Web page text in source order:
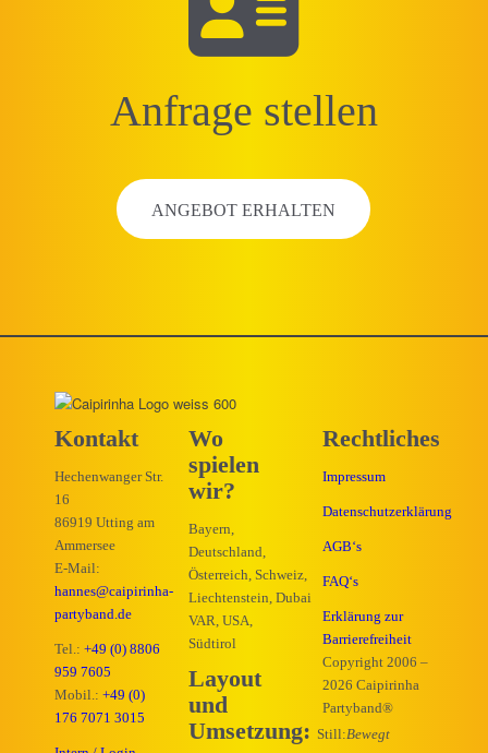
Anfrage stellen
ANGEBOT ERHALTEN
Kontakt
Hechenwanger Str.
16
86919 Utting am
Ammersee
E-Mail:
hannes@caipirinha-
partyband.de
Tel.: +49 (0) 8806
959 7605
Mobil.: +49 (0)
176 7071 3015
Wo
spielen
wir?
Bayern,
Deutschland,
Österreich, Schweiz,
Liechtenstein, Dubai
VAR, USA,
Südtirol
Layout
und
Umsetzung: Still:Bewegt
Rechtliches
Impressum
Datenschutzerklärung
AGB‘s
FAQ‘s
Erklärung zur
Barrierefreiheit
Copyright 2006 –
2026 Caipirinha
Partyband®